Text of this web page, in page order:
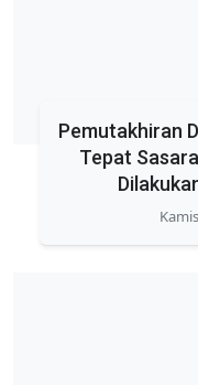
Pemutakhiran
Tepat